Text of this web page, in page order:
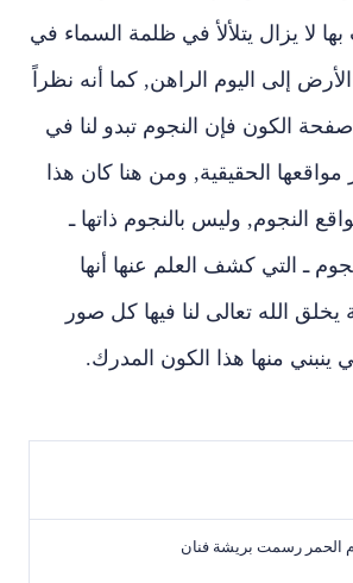
لا يزال يتلألأ في ظلمة السماء في
إلى اليوم الراهن‏,‏ كما أنه نظراً
الكون فإن النجوم تبدو لنا في
الحقيقية‏,‏ ومن هنا كان هذا
النجوم‏,‏ وليس بالنجوم ذاتها ـ
ـ التي كشف العلم عنها أنها
يخلق الله‏‏ تعالى‏ لنا فيها كل صور
ينبني منها هذا الكون المدرك‏.
الحمر رسمت بريشة فنان